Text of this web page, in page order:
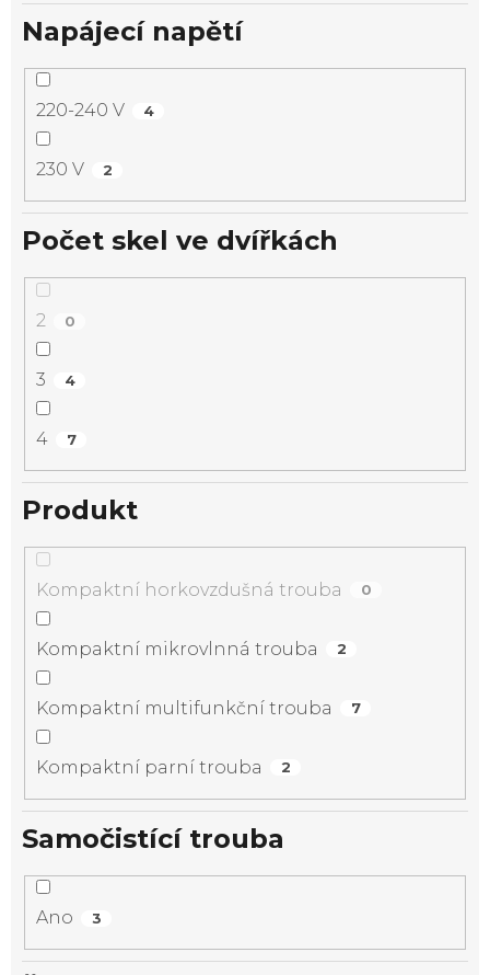
Napájecí napětí
220-240 V 4
230 V 2
Počet skel ve dvířkách
2 0
3 4
4 7
Produkt
Kompaktní horkovzdušná trouba 0
Kompaktní mikrovlnná trouba 2
Kompaktní multifunkční trouba 7
Kompaktní parní trouba 2
Samočistící trouba
Ano 3